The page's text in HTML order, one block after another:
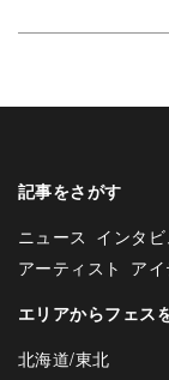
記事をさがす
ニュース インタ
アーティスト ア
エリアからフェス
北海道/東北